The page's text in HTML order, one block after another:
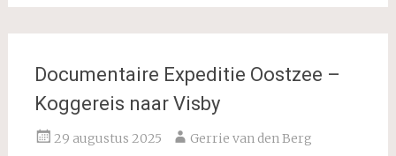
Documentaire Expeditie Oostzee –
Koggereis naar Visby
29 augustus 2025 Gerrie van den Berg